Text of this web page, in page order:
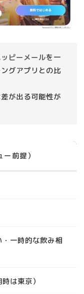
ピーメールを一
グアプリとの比
が出る可能性が
前提）
一時的な飲み相
は東京）